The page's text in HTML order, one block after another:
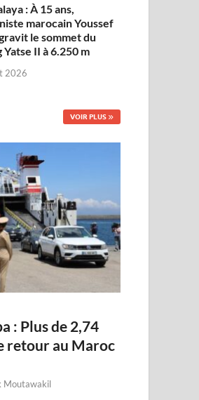
: À 15 ans,
marocain Youssef
le sommet du
Yatse II à 6.250 m
2026
VOIR PLUS
: Plus de 2,74
retour au Maroc
Moutawakil